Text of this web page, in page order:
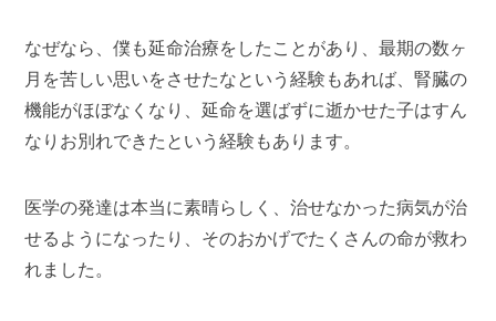
なぜなら、僕も延命治療をしたことがあり、最期の数ヶ
月を苦しい思いをさせたなという経験もあれば、腎臓の
機能がほぼなくなり、延命を選ばずに逝かせた子はすん
なりお別れできたという経験もあります。
医学の発達は本当に素晴らしく、治せなかった病気が治
せるようになったり、そのおかげでたくさんの命が救わ
れました。